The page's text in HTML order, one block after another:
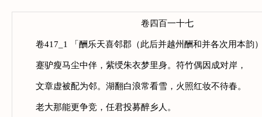
卷四百一十七
卷417_1 「酬乐天喜邻郡（此后并越州酬和并各次用本韵
蹇驴瘦马尘中伴，紫绶朱衣梦里身。符竹偶因成对岸，
文章虚被配为邻。湖翻白浪常看雪，火照红妆不待春。
老大那能更争竞，任君投募醉乡人。